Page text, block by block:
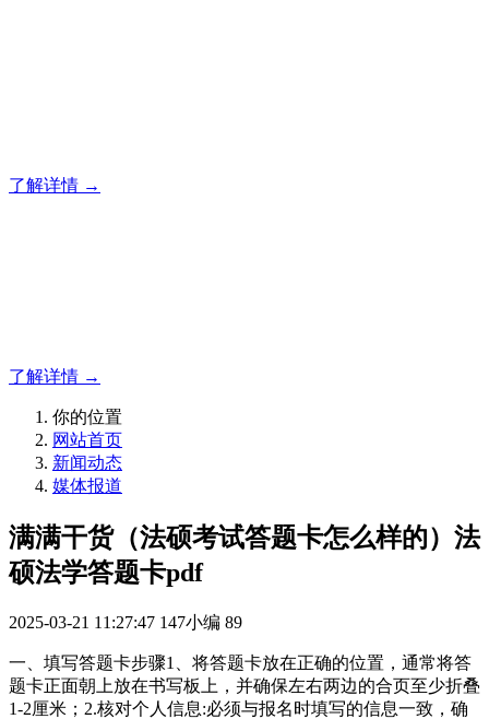
了解详情 →
了解详情 →
你的位置
网站首页
新闻动态
媒体报道
满满干货（法硕考试答题卡怎么样的）法
硕法学答题卡pdf
2025-03-21 11:27:47 147小编 89
一、填写答题卡步骤1、将答题卡放在正确的位置，通常将答
题卡正面朝上放在书写板上，并确保左右两边的合页至少折叠
1-2厘米；2.核对个人信息:必须与报名时填写的信息一致，确